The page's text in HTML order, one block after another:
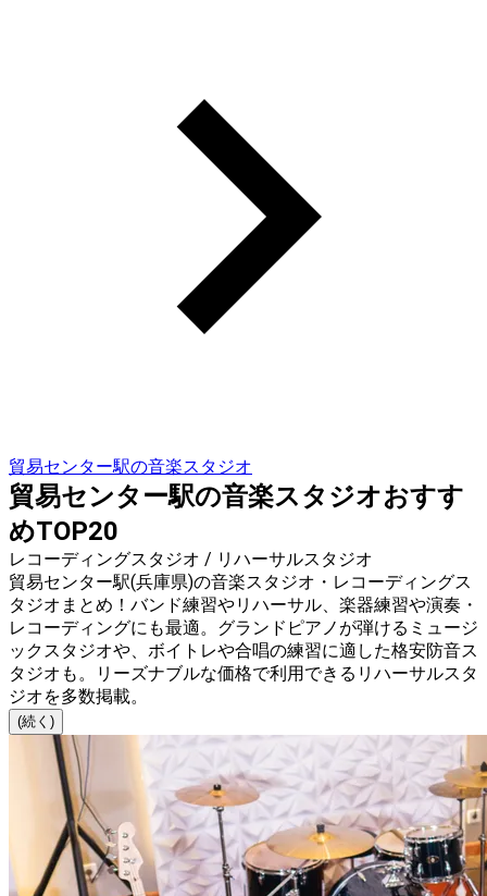
貿易センター駅の音楽スタジオ
貿易センター駅の音楽スタジオおすす
めTOP20
レコーディングスタジオ / リハーサルスタジオ
貿易センター駅(兵庫県)の音楽スタジオ・レコーディングス
タジオまとめ！バンド練習やリハーサル、楽器練習や演奏・
レコーディングにも最適。グランドピアノが弾けるミュージ
ックスタジオや、ボイトレや合唱の練習に適した格安防音ス
タジオも。リーズナブルな価格で利用できるリハーサルスタ
ジオを多数掲載。
(続く)